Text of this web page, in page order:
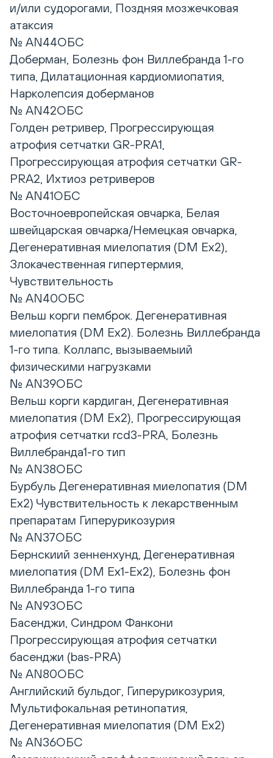
и/или судорогами, Поздняя мозжечковая
атаксия
№ AN44ОБС
Доберман, Болезнь фон Виллебранда 1-го
типа, Дилатационная кардиомиопатия,
Нарколепсия доберманов
№ AN42ОБС
Голден ретривер, Прогрессирующая
атрофия сетчатки GR-PRA1,
Прогрессирующая атрофия сетчатки GR-
PRA2, Ихтиоз ретриверов
№ AN41ОБС
Восточноевропейская овчарка, Белая
швейцарская овчарка/Немецкая овчарка,
Дегенеративная миелопатия (DM Ex2),
Злокачественная гипертермия,
Чувствительность
№ AN40ОБС
Вельш корги пемброк. Дегенеративная
миелопатия (DM Ex2). Болезнь Виллебранда
1-го типа. Коллапс, вызываемыий
физическими нагрузками
№ AN39ОБС
Вельш корги кардиган, Дегенеративная
миелопатия (DM Ex2), Прогрессирующая
атрофия сетчатки rcd3-PRA, Болезнь
Виллебранда1-го тип
№ AN38ОБС
Бурбуль Дегенеративная миелопатия (DM
Ex2) Чувствительность к лекарственным
препаратам Гиперурикозурия
№ AN37ОБС
Бернскиий зенненхунд, Дегенеративная
миелопатия (DM Ex1-Ex2), Болезнь фон
Виллебранда 1-го типа
№ AN93ОБС
Басенджи, Синдром Фанкони
Прогрессирующая атрофия сетчатки
басенджи (bas-PRA)
№ AN80ОБС
Английский бульдог, Гиперурикозурия,
Мультифокальная ретинопатия,
Дегенеративная миелопатия (DM Eх2)
№ AN36ОБС